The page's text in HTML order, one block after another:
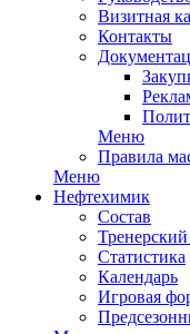
Визитная
Контакты
Меню
Правила
Меню
Нефтехимик
Состав
Статистика
Календарь
Игровая